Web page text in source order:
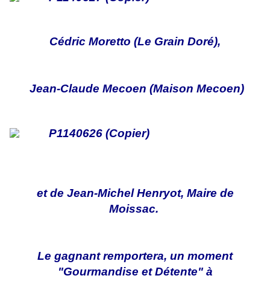
Cédric Moretto (Le Grain Doré),
Jean-Claude Mecoen (Maison Mecoen)
et de Jean-Michel Henryot, Maire de
Moissac.
Le gagnant remportera, un moment
"Gourmandise et Détente" à